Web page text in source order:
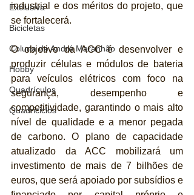
Exclusiva
Bicicletas
Coluna de André Maranhão
Hobby
Quadrículos
Quadriciclos
industrial e dos méritos do projeto, que
se fortalecerá.
O objetivo da ACC é desenvolver e
produzir células e módulos de bateria
para veículos elétricos com foco na
segurança, desempenho e
competitividade, garantindo o mais alto
nível de qualidade e a menor pegada
de carbono. O plano de capacidade
atualizado da ACC mobilizará um
investimento de mais de 7 bilhões de
euros, que será apoiado por subsídios e